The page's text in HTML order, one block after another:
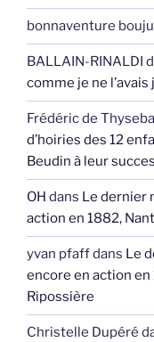
bonnaventure
BALLAIN-RINALDI
comme je ne l’avais
Frédéric de
d’hoiries des 12
Beudin à leur
OH dans Le dernier
action en 1882,
yvan pfaffdans Le
encore en action
Ripossière
Christelle Dupéré